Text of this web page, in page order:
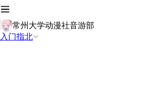
常州大学动漫社音游部
入门指北